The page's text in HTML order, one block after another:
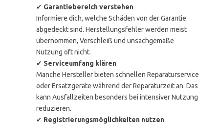
✔ Garantiebereich verstehen
Informiere dich, welche Schäden von der Garantie
abgedeckt sind. Herstellungsfehler werden meist
übernommen, Verschleiß und unsachgemäße
Nutzung oft nicht.
✔ Serviceumfang klären
Manche Hersteller bieten schnellen Reparaturservice
oder Ersatzgeräte während der Reparaturzeit an. Das
kann Ausfallzeiten besonders bei intensiver Nutzung
reduzieren.
✔ Registrierungsmöglichkeiten nutzen